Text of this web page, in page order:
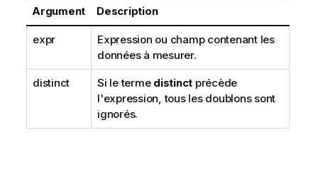
Argument Description
expr
Expression ou champ contenant les
données à mesurer.
distinct Si le terme distinct précède
l'expression, tous les doublons sont
ignorés.